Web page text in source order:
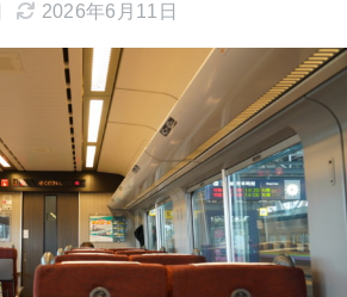
2026年6月11日